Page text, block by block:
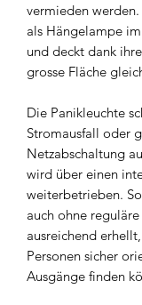
vermieden
als Hängelampe
und deckt dank
grosse Fläche
Die Panikleuchte
Stromausfall oder
Netzabschaltung
wird über einen
weiterbetrieben.
auch ohne
ausreichend
Personen sicher
Ausgänge finden